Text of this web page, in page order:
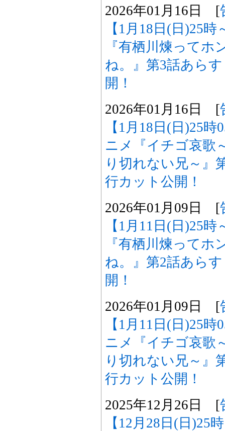
2026年01月16日 [
【1月18日(日)25
『有栖川煉ってホ
ね。』第3話あら
開！
2026年01月16日 [
【1月18日(日)25
ニメ『イチゴ哀歌
り切れない兄～
行カット公開！
2026年01月09日 [
【1月11日(日)25
『有栖川煉ってホ
ね。』第2話あら
開！
2026年01月09日 [
【1月11日(日)25
ニメ『イチゴ哀歌
り切れない兄～
行カット公開！
2025年12月26日 [
【12月28日(日)25